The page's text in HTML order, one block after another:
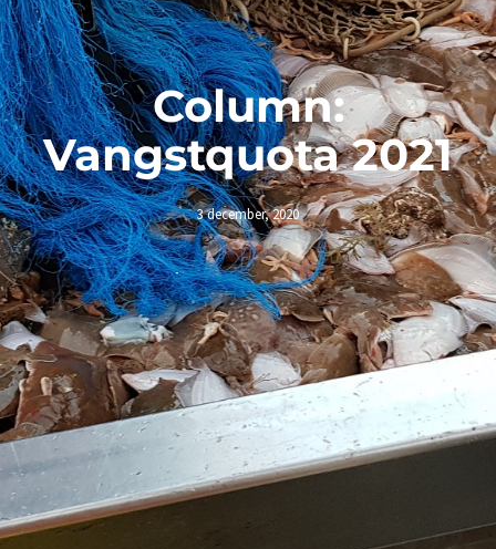
Column:
Vangstquota 2021
3 december, 2020